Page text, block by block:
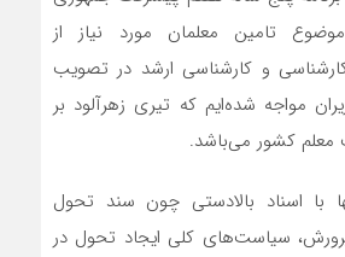
تامین معلمان مورد نیاز از
و کارشناسی ارشد در تصویب
مواجه شده‌ایم که تیری زهرآلود بر
معلم کشور می‌باشد.
با اسناد بالادستی چون سند تحول
سیاست‌های کلی ایجاد تحول در